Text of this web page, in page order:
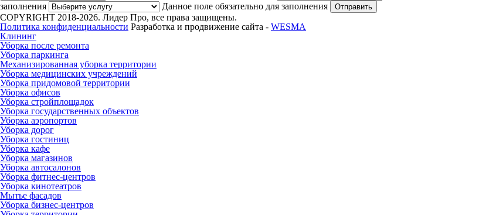
заполнения
Данное поле обязательно для заполнения Отправить
COPYRIGHT 2018-2026. Лидер Про, все права защищены.
Политика конфиденциальности Разработка и продвижение сайта - WESMA
Клининг
Уборка после ремонта
Уборка паркинга
Механизированная уборка территории
Уборка медицинских учреждений
Уборка придомовой территории
Уборка офисов
Уборка стройплощадок
Уборка государственных объектов
Уборка аэропортов
Уборка дорог
Уборка гостиниц
Уборка кафе
Уборка магазинов
Уборка автосалонов
Уборка фитнес-центров
Уборка кинотеатров
Мытье фасадов
Уборка бизнес-центров